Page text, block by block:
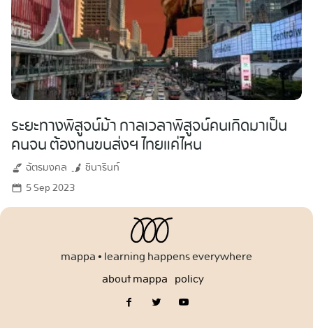
ระยะทางพิสูจน์ม้า กาลเวลาพิสูจน์คนเกิดมาเป็น
คนจน ต้องทนขนส่งฯ ไทยแค่ไหน
ฉัตรมงคล
ชินารินท์
5 Sep 2023
mappa • learning happens everywhere
about mappa policy